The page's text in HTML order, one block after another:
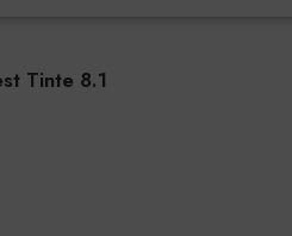
Tinte 8.1